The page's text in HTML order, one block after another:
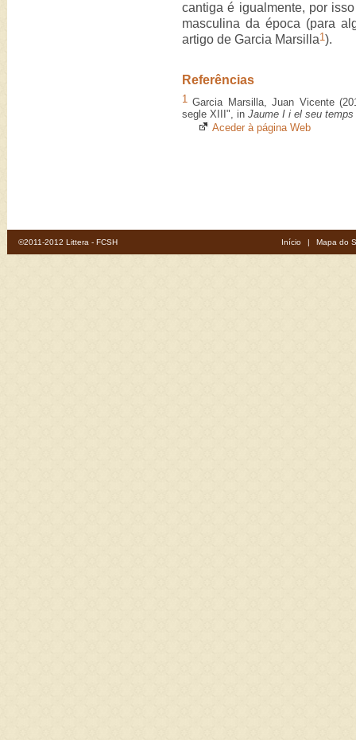
cantiga é igualmente, por
masculina da época (para
artigo de Garcia Marsilla1 ).
Referências
1 Garcia Marsilla, Juan Vicente
segle XIII", in Jaume I i el seu
Aceder à página Web
©2011-2012 Littera - FCSH Início | Mapa do